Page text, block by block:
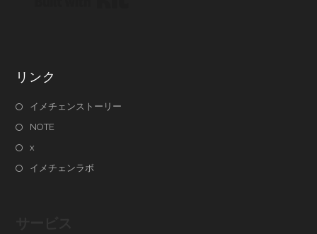
リンク
イメチェンストーリー
NOTE
x
イメチェンラボ